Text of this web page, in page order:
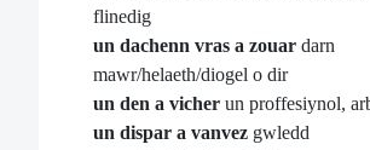
flinedig
un dachenn vras a zouar darn
mawr/helaeth/diogel o dir
un den a vicher un proffesiynol,
un dispar a vanvez gwledd